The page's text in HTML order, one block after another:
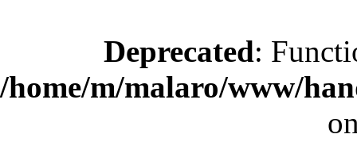
Deprecated:
/home/m/malaro/www/